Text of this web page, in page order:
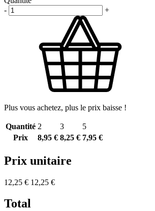
-
+
Plus vous achetez, plus le prix baisse !
Quantité 2 3
5
Prix
8,95 € 8,25 € 7,95 €
Prix unitaire
12,25 € 12,25 €
Total